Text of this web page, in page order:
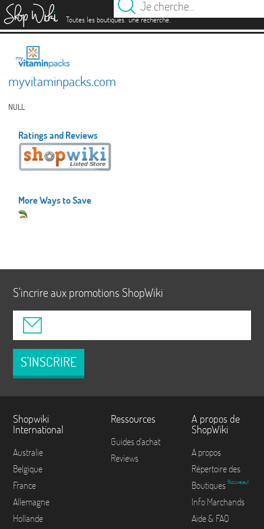
Toutes les boutiques.une recherche.
myvitaminpacks.com
NULL
Ratings and Reviews
More Ways to Save
S'incrire aux promotions ShopWiki
S'INSCRIRE
Shopwiki
International
Australie
Belgique
France
Allemagne
Hollande
Ressources
Guides d'achat
Reviews
A propos de
ShopWiki
A propos
Répertoire des
Boutiques Nouveau!
Info Marchands
Aide & FAQ